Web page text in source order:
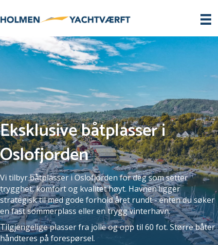
Eksklusive båtplasser i
Oslofjorden
Vi tilbyr båtplasser i Oslofjorden for deg som setter
trygghet, komfort og kvalitet høyt. Havnen ligger
strategisk til med gode forhold året rundt - enten du søker
en fast sommerplass eller en trygg vinterhavn.
Tilgjengelige plasser fra jolle og opp til 60 fot. Større båter
håndteres på forespørsel.